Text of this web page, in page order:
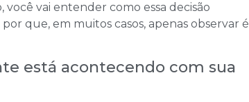
vai entender como essa decisão
que, em muitos casos, apenas observar é
está acontecendo com sua